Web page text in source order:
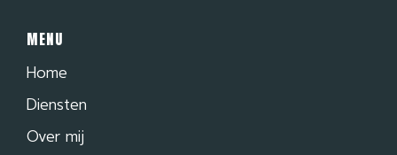
MENU
Home
Diensten
Over mij